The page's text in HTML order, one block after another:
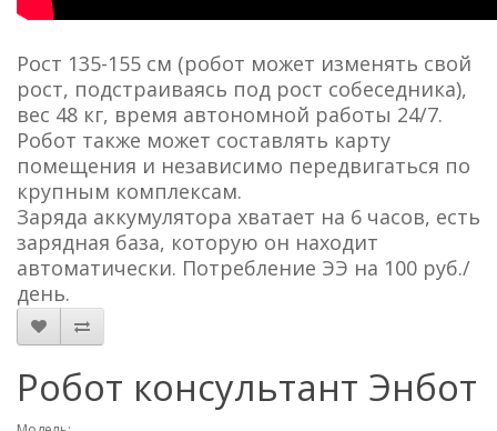
Рост 135-155 см (робот может изменять свой
рост, подстраиваясь под рост собеседника),
вес 48 кг, время автономной работы 24/7.
Робот также может составлять карту
помещения и независимо передвигаться по
крупным комплексам.
Заряда аккумулятора хватает на 6 часов, есть
зарядная база, которую он находит
автоматически. Потребление ЭЭ на 100 руб./
день.
Робот консультант Энбот